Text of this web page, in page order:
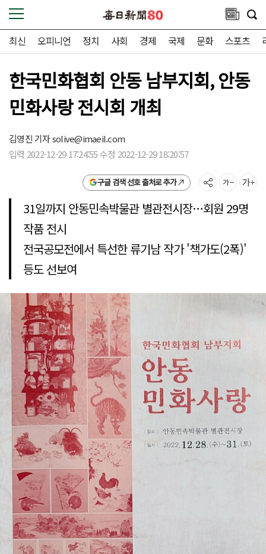
최신 오피니언 정치 사회 경제 국제 문화 스포츠
한국민화협회 안동 남부지회, 안동
민화사랑 전시회 개최
김영진 기자solive@imaeil.com
입력 2022-12-29 17:24:55 수정 2022-12-29 18:20:57
구글 검색 선호 출처로 추가
31일까지 안동민속박물관 별관전시장…회원 29명
작품 전시
전국공모전에서 특선한 류기남 작가 '책가도(2폭)'
등도 선보여